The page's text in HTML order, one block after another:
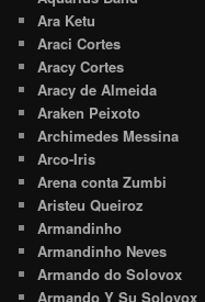
Ara Ketu
Araci Cortes
Aracy Cortes
Aracy de Almeida
Araken Peixoto
Archimedes Messina
Arco-Iris
Arena conta Zumbi
Aristeu Queiroz
Armandinho
Armandinho Neves
Armando do Solovox
Armando Y Su Solovox